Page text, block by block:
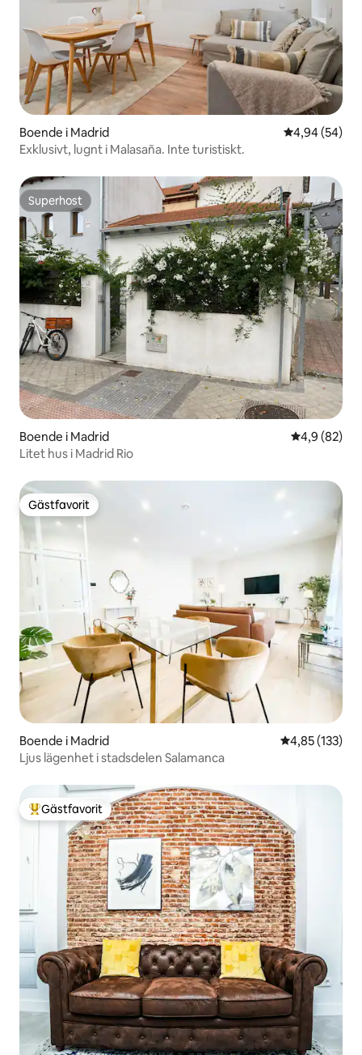
Boende i Madrid 4,94 av 5 i
4,94 (54)
Exklusivt, lugnt i Malasaña. Inte turistiskt.
Superhost
Superhost
Boende i Madrid 4,9 av 5 i
4,9 (82)
Litet hus i Madrid Rio
Gästfavorit
Gästfavorit
Boende i Madrid 4,85 av 5 i
4,85 (133)
Ljus lägenhet i stadsdelen Salamanca
Populär gästfavorit
Gästfavorit